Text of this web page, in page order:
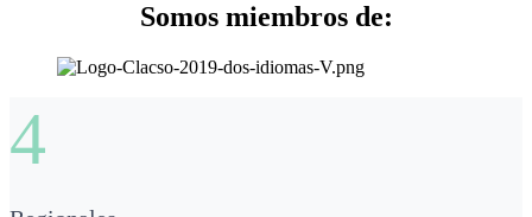
Somos miembros de:
4